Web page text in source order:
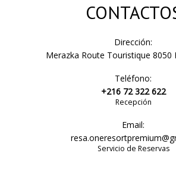
Dirección:
Merazka Route Touristique 8050
Teléfono:
+216 72 322 622
Recepción
Email:
Servicio de Reservas